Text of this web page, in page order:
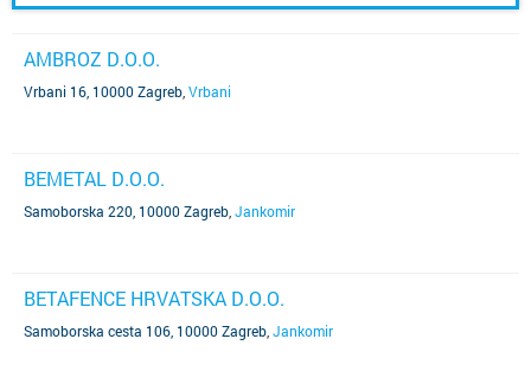
AMBROZ D.O.O.
Vrbani 16, 10000 Zagreb Vrbani
BEMETAL D.O.O.
Samoborska 220, 10000 Zagreb Jankomir
BETAFENCE HRVATSKA D.O.O.
Samoborska cesta 106, 10000 Zagreb Jankomir